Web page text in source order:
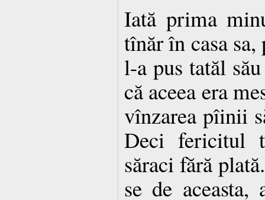
Iată prima
tînăr în casa
l-a pus tatăl
că aceea era
vînzarea pîinii
Deci fericitul
săraci fără
se de aceasta,